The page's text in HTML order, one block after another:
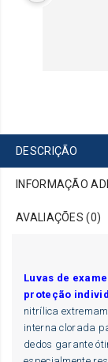
DESCRIÇÃO
INFORMAÇÃO
AVALIAÇÕES (0)
Luvas de
proteção
nitrílica
interna clorada
dedos garante